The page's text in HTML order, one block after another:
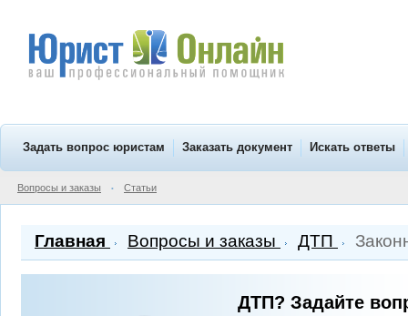
Задать вопрос юристам Заказать документ Искать ответы
Вопросы и заказы • Статьи
Главная Вопросы и заказы ДТП
ДТП? Задайте